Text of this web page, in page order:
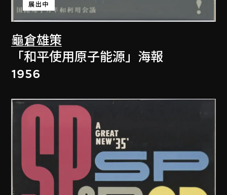
龜倉雄策
展出中
「和平使用原子能源」海報
1956